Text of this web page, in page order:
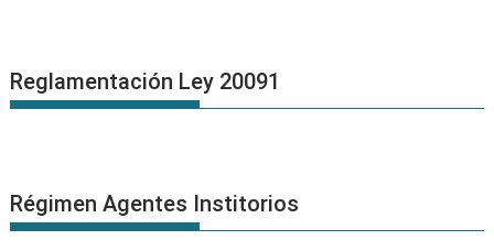
Reglamentación Ley 20091
Régimen Agentes Institorios